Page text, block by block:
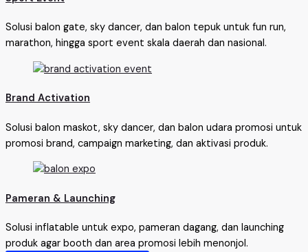
Solusi balon gate, sky dancer, dan balon tepuk untuk fun run,
marathon, hingga sport event skala daerah dan nasional.
Brand Activation
Solusi balon maskot, sky dancer, dan balon udara promosi untuk
promosi brand, campaign marketing, dan aktivasi produk.
Pameran & Launching
Solusi inflatable untuk expo, pameran dagang, dan launching
produk agar booth dan area promosi lebih menonjol.